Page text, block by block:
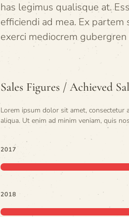
has legimus qualisque at.
efficiendi ad mea. Ex
exerci mediocrem gubergren
Sales Figures / Achieved
Lorem ipsum dolor sit amet,
aliqua. Ut enim ad minim veniam, quis
2017
2018